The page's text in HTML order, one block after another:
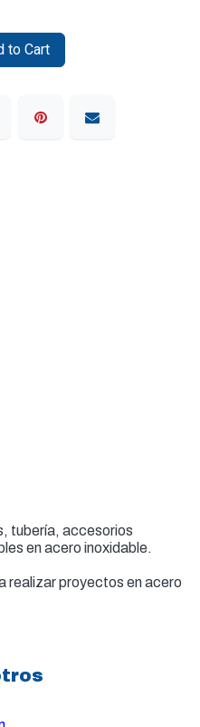
to Cart
tubería, accesorios
en acero inoxidable.
realizar proyectos en acero